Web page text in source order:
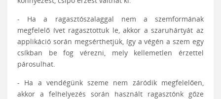
- Ha a ragasztószalaggal nem a szemformának
megfelelő ívet ragasztottuk le, akkor a szaruhártyát az
applikáció során megsérthetjük, így a végén a szem egy
csíkban be fog vérezni, mely kellemetlen érzettel
párosulhat.
- Ha a vendégünk szeme nem záródik megfelelően,
akkor a felhelyezés során használt ragasztónk gőze